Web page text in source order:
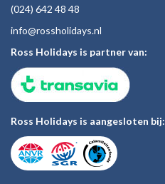
(024) 642 48 48
info@rossholidays.nl
Ross Holidays is partner van:
Ross Holidays is aangesloten bij: